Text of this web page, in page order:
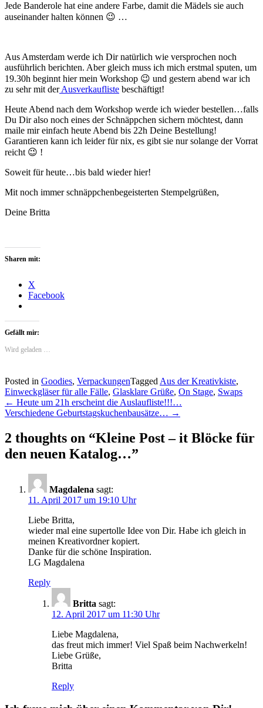
Jede Banderole hat eine andere Farbe, damit die Mädels sie auch
auseinander halten können 😉 …
Aus Amsterdam werde ich Dir natürlich wie versprochen noch
ausführlich berichten. Aber gleich muss ich mich erstmal sputen, um
19.30h beginnt hier mein Workshop 😉 und gestern abend war ich
zu sehr mit derAusverkaufliste beschäftigt!
Heute Abend nach dem Workshop werde ich wieder bestellen…falls
Du Dir also noch eines der Schnäppchen sichern möchtest, dann
maile mir einfach heute Abend bis 22h Deine Bestellung!
Garantieren kann ich leider für nix, es gibt sie nur solange der Vorrat
reicht 😉 !
Soweit für heute…bis bald wieder hier!
Mit noch immer schnäppchenbegeisterten Stempelgrüßen,
Deine Britta
Sharen mit:
X
Facebook
Gefällt mir:
Wird geladen …
Posted in Goodies, VerpackungenTagged Aus der Kreativkiste,
Einweckgläser für alle Fälle, Glasklare Grüße, On Stage, Swaps
Post
navigation
← Heute um 21h erscheint die Auslaufliste!!!…
Verschiedene Geburtstagskuchenbausätze… →
2 thoughts on “Kleine Post – it Blöcke für
den neuen Katalog…”
Magdalena sagt:
11. April 2017 um 19:10 Uhr
Liebe Britta,
wieder mal eine supertolle Idee von Dir. Habe ich gleich in
meinen Kreativordner kopiert.
Danke für die schöne Inspiration.
LG Magdalena
Reply
Britta sagt:
12. April 2017 um 11:30 Uhr
Liebe Magdalena,
das freut mich immer! Viel Spaß beim Nachwerkeln!
Liebe Grüße,
Britta
Reply